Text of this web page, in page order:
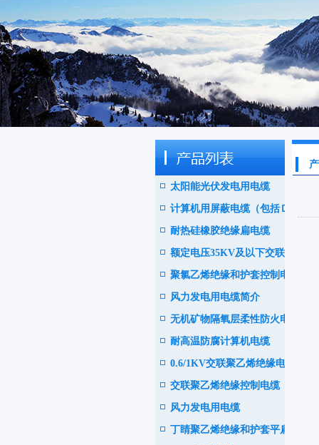
太阳能光伏发电用电缆
计算机用屏蔽电缆（包括ＤＣ
Ｓ电缆）
耐热硅橡胶绝缘扁电缆
额定电压35KV及以下交联聚
乙绝缘阻燃电力电缆
聚氯乙烯绝缘和护套控制电缆
风力发电用电缆简介
无机矿物隔氧层柔性防火电缆
耐高温防腐计算机电缆
0.6/1KV交联聚乙烯绝缘电力
电缆
交联聚乙烯绝缘控制电缆
风力发电用电缆
丁睛聚乙烯绝缘和护套平扁型